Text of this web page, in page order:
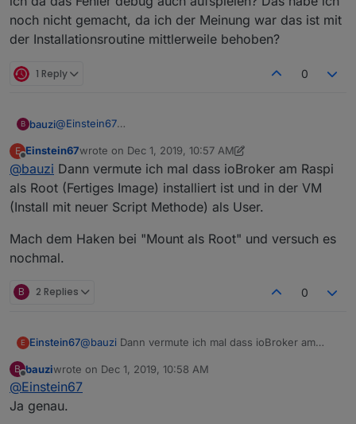
noch nicht gemacht, da ich der Meinung war das ist mit
der Installationsroutine mittlerweile behoben?
1 Reply 0
B bauzi@Einstein67
ich mit CIFS speichere.
Nun alles noch einmal verglichen. Beide Versionen
gleich eingestellt.
Leider bekomme ich immer noch die localen Dateien im
neuen System angezeigt.
E
Offline
Einstein67wrote on Dec 1, 2019, 10:57 AM
last edited by Einstein67Dec 1, 2019, 11:57 AM
@bauzi Dann vermute ich mal dass ioBroker am Raspi
als Root (Fertiges Image) installiert ist und in der VM
(Install mit neuer Script Methode) als User.
Mach dem Haken bei "Mount als Root" und versuch es
nochmal.
B 2 Replies 0
E Einstein67@bauzi Dann vermute ich mal dass ioBroker am
der VM (Install mit neuer Script Methode) als User.
Mach dem Haken bei "Mount als Root" und versuch
es nochmal.
B
Offline
bauziwrote on Dec 1, 2019, 10:58 AM
last edited by
@Einstein67
Ja genau.